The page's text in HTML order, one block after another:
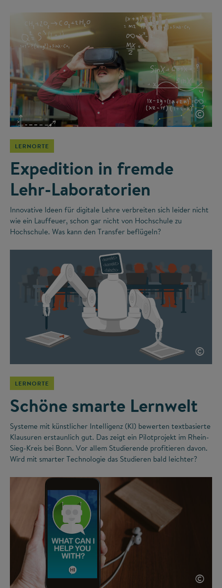
©
LERNORTE
Expedition in fremde
Lehr-Laboratorien
Innovative Ideen für digitale Lehre verbreiten sich leider nicht
wie ein Lauffeuer, schon gar nicht von Hochschule zu
Hochschule. Was kann den Transfer beflügeln?
©
LERNORTE
Schöne smarte Lernwelt
Systeme mit künstlicher Intelligenz (KI) bewerten textbasierte
Klausuren erstaunlich gut. Das zeigt ein Pilotprojekt im Rhein-
Sieg-Kreis bei Bonn. Vor allem Studierende profitieren davon.
Wird mit smarter Technologie das Studieren bald leichter?
©